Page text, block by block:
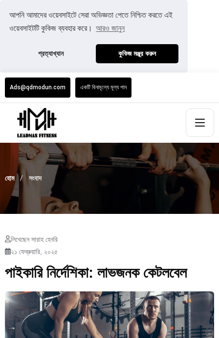
আপনি আমাদের ওয়েবসাইটে সেরা অভিজ্ঞতা পেতে নিশ্চিত করতে এই
ওয়েবসাইটটি কুকিজ ব্যবহার করে।
আরও জানুন
প্রত্যাখ্যান কুকিজ মঞ্জুর করুন
Ads@qdmodun.com একটি বিনামূল্যে মূল্য পান
হোম সংবাদ
লিখেছেন সারাহ হেনরি
২১ ফেব্রুয়ারি, ২০২৫
পাইকারি নির্দেশিকা: লাভজনক কেটলবেল